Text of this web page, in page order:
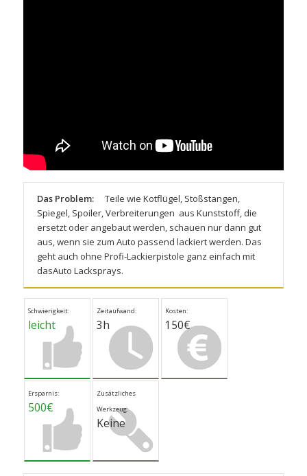
Das Problem:
Teile wie Kotflügel, Stoßstangen,
Spiegel, Spoiler, Verbreiterungen aus Kunststoff, die
ersetzt oder angebaut werden, schauen nur dann gut
aus, wenn sie zum Auto passend lackiert werden. Das
geht auch ohne Profi-Lackierpistole ganz einfach mit
dasAuto Lacksprays.
Schwierigkeit:
leicht
Zeitaufwand:
3h
Kosten:
150€
Ersparnis:
500€
Zusätzliches
Werkzeug:
Keine